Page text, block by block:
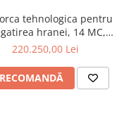
tehnologica pentru
hranei, 14 MC,
vertical, Fider2S 14
220.250,00 Lei